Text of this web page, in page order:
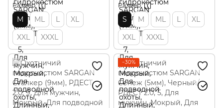
Размер
M ML L
XL
XXL
XXXL
Размер
S M ML L
XL
XXL
XXXL
−30%